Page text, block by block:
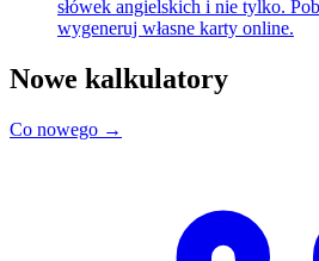
słówek angielskich i nie tylko.
wygeneruj własne karty online.
Nowe kalkulatory
Co nowego →